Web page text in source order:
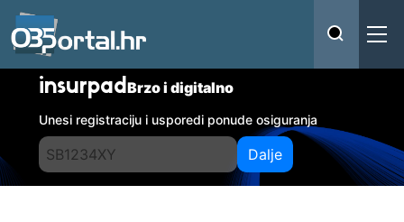
insurpadBrzo i digitalno
Unesi registraciju i usporedi ponude osiguranja
Dalje